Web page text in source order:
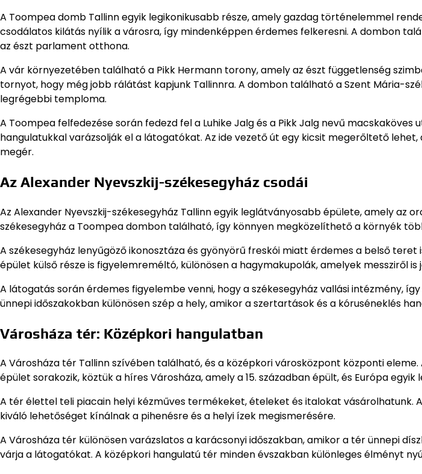
A Toompea domb Tallinn egyik legikonikusabb része, amely gazdag történelemmel
csodálatos kilátás nyílik a városra, így mindenképpen érdemes felkeresni. A dombon
az észt parlament otthona.
A vár környezetében található a Pikk Hermann torony, amely az észt függetlenség
tornyot, hogy még jobb rálátást kapjunk Tallinnra. A dombon található a Szent Mária-
legrégebbi temploma.
A Toompea felfedezése során fedezd fel a Luhike Jalg és a Pikk Jalg nevű macskaköves
hangulatukkal varázsolják el a látogatókat. Az ide vezető út egy kicsit megerőltető
megér.
Az Alexander Nyevszkij-székesegyház csodái
Az Alexander Nyevszkij-székesegyház Tallinn egyik leglátványosabb épülete, amely az
székesegyház a Toompea dombon található, így könnyen megközelíthető a környék
A székesegyház lenyűgöző ikonosztáza és gyönyörű freskói miatt érdemes a belső teret
épület külső része is figyelemreméltó, különösen a hagymakupolák, amelyek messziről is
A látogatás során érdemes figyelembe venni, hogy a székesegyház vallási intézmény,
ünnepi időszakokban különösen szép a hely, amikor a szertartások és a kóruséneklés
Városháza tér: Középkori hangulatban
A Városháza tér Tallinn szívében található, és a középkori városközpont központi
épület sorakozik, köztük a híres Városháza, amely a 15. században épült, és Európa egyik
A tér élettel teli piacain helyi kézműves termékeket, ételeket és italokat vásárolhatunk.
kiváló lehetőséget kínálnak a pihenésre és a helyi ízek megismerésére.
A Városháza tér különösen varázslatos a karácsonyi időszakban, amikor a tér ünnepi
várja a látogatókat. A középkori hangulatú tér minden évszakban különleges élményt